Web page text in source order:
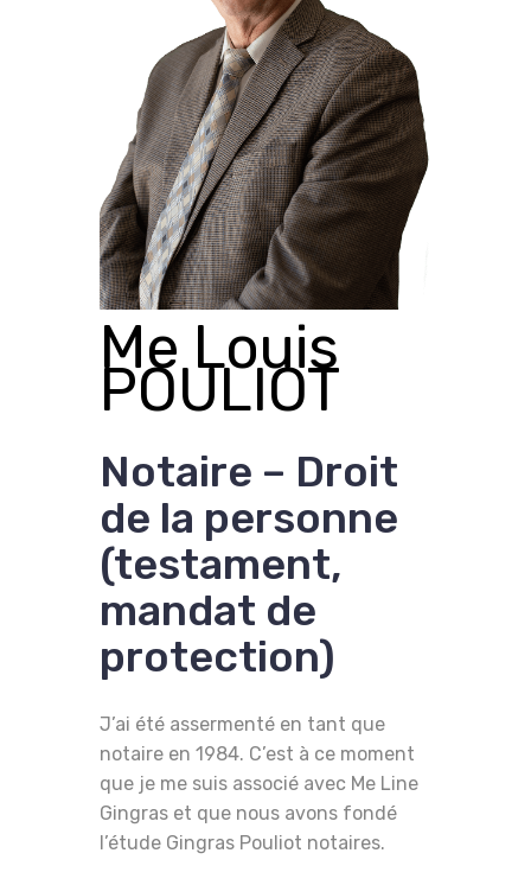
Me Louis
POULIOT
Notaire – Droit
de la personne
(testament,
mandat de
protection)
J’ai été assermenté en tant que
notaire en 1984. C’est à ce moment
que je me suis associé avec Me Line
Gingras et que nous avons fondé
l’étude Gingras Pouliot notaires.